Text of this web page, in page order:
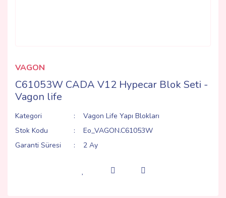
VAGON
C61053W CADA V12 Hypecar Blok Seti -
Vagon life
Kategori
Vagon Life Yapı Blokları
Stok Kodu
Eo_VAGON.C61053W
Garanti Süresi
2 Ay